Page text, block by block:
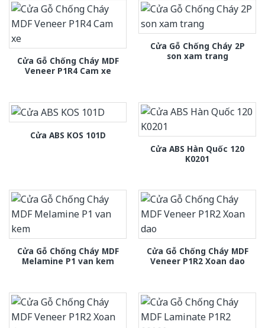
Cửa Gỗ Chống Cháy MDF
Veneer P1R4 Cam xe
Cửa Gỗ Chống Cháy 2P
son xam trang
Cửa ABS KOS 101D
Cửa ABS Hàn Quốc 120
K0201
Cửa Gỗ Chống Cháy MDF
Melamine P1 van kem
Cửa Gỗ Chống Cháy MDF
Veneer P1R2 Xoan dao